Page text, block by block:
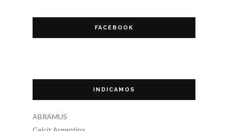
FACEBOOK
INDICAMOS
ABRAMUS